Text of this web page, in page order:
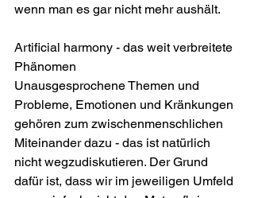
wenn man es gar nicht mehr aushält.
Artificial harmony - das weit verbreitete
Phänomen
Unausgesprochene Themen und
Probleme, Emotionen und Kränkungen
gehören zum zwischenmenschlichen
Miteinander dazu - das ist natürlich
nicht wegzudiskutieren. Der Grund
dafür ist, dass wir im jeweiligen Umfeld